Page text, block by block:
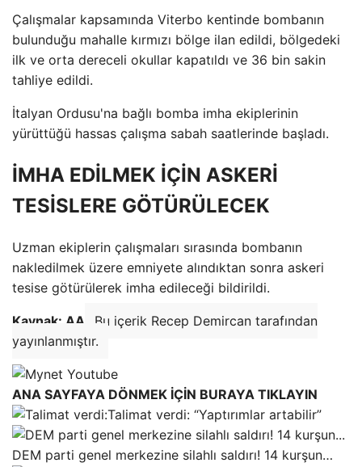
Çalışmalar kapsamında Viterbo kentinde bombanın
bulunduğu mahalle kırmızı bölge ilan edildi, bölgedeki
ilk ve orta dereceli okullar kapatıldı ve 36 bin sakin
tahliye edildi.
İtalyan Ordusu'na bağlı bomba imha ekiplerinin
yürüttüğü hassas çalışma sabah saatlerinde başladı.
İMHA EDİLMEK İÇİN ASKERİ
TESİSLERE GÖTÜRÜLECEK
Uzman ekiplerin çalışmaları sırasında bombanın
nakledilmek üzere emniyete alındıktan sonra askeri
tesise götürülerek imha edileceği bildirildi.
Kaynak: AA
Bu içerik Recep Demircan tarafından
yayınlanmıştır.
ANA SAYFAYA DÖNMEK İÇİN BURAYA TIKLAYIN
Talimat verdi: “Yaptırımlar artabilir”
DEM parti genel merkezine silahlı saldırı! 14 kurşun…